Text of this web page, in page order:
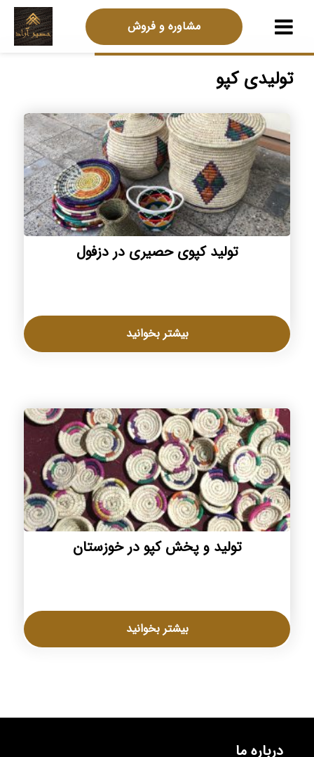
مشاوره و فروش
تولیدی کپو
تولید کپوی حصیری در دزفول
بیشتر بخوانید
تولید و پخش کپو در خوزستان
بیشتر بخوانید
درباره ما